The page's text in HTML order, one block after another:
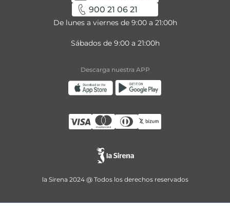
900 21 06 21
De lunes a viernes de 9:00 a 21:00h
Sábados de 9:00 a 21:00h
Descarga nuestra APP
la Sirena 2024 @ Todos los derechos reservados